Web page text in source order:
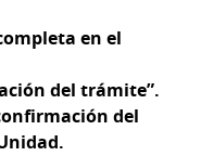
en el
del trámite”.
del